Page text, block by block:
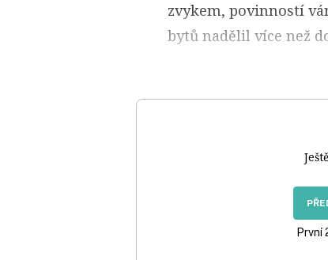
zvykem, povinností
bytů nadělil více než
První